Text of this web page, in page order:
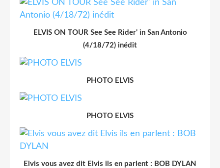
ELVIS ON TOUR See See Rider' in San Antonio
(4/18/72) inédit
PHOTO ELVIS
PHOTO ELVIS
Elvis vous avez dit Elvis ils en parlent : BOB DYLAN